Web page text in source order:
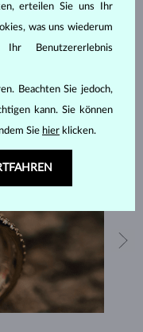
ATELIER
erteilen Sie uns Ihr
was uns wiederum
Benutzererlebnis
Beachten Sie jedoch,
kann. Sie können
Sie hier klicken.